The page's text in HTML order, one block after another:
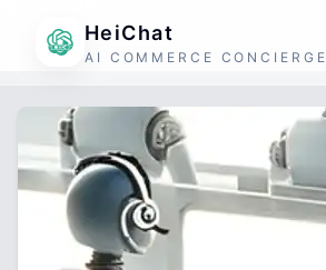
HeiChat
AI COMMERCE CONCIERGE